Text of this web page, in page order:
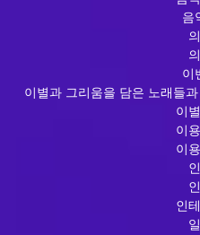
음
이
이별과 그리움을 담은 노래들
이
이
이
인